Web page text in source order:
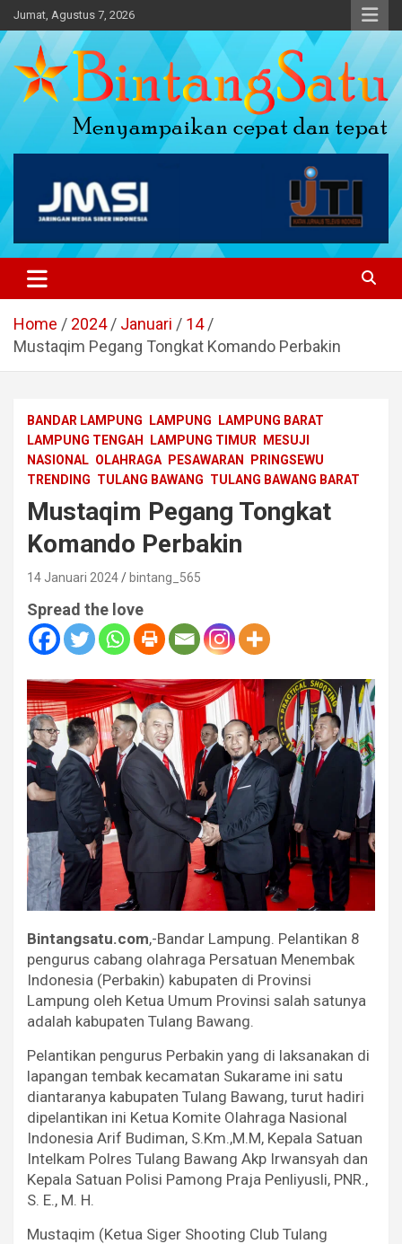
Skip
to
content
Jumat, Agustus 7, 2026
Portal Berita Nasional dan
Regional
Home 2024 Januari
14
Mustaqim Pegang Tongkat Komando Perbakin
BANDAR LAMPUNG LAMPUNG
LAMPUNG BARAT
LAMPUNG TENGAH
LAMPUNG TIMUR
MESUJI
NASIONAL OLAHRAGA PESAWARAN
PRINGSEWU
TRENDING TULANG BAWANG TULANG BAWANG BARAT
Mustaqim Pegang Tongkat
Komando Perbakin
14 Januari 2024 bintang_565
Spread the love
Bintangsatu.com,-Bandar Lampung. Pelantikan 8
pengurus cabang olahraga Persatuan Menembak
Indonesia (Perbakin) kabupaten di Provinsi
Lampung oleh Ketua Umum Provinsi salah satunya
adalah kabupaten Tulang Bawang.
Pelantikan pengurus Perbakin yang di laksanakan di
lapangan tembak kecamatan Sukarame ini satu
diantaranya kabupaten Tulang Bawang, turut hadiri
dipelantikan ini Ketua Komite Olahraga Nasional
Indonesia Arif Budiman, S.Km.,M.M, Kepala Satuan
Intelkam Polres Tulang Bawang Akp Irwansyah dan
Kepala Satuan Polisi Pamong Praja Penliyusli, PNR.,
S. E., M. H.
Mustaqim (Ketua Siger Shooting Club Tulang